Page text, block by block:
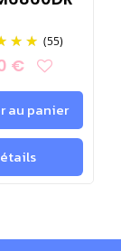
et
(55)
€
au panier